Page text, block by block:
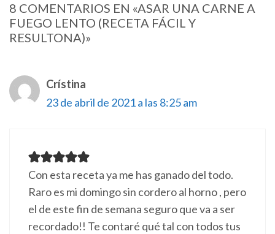
8 COMENTARIOS EN «ASAR UNA CARNE A
FUEGO LENTO (RECETA FÁCIL Y
RESULTONA)»
Crístina
23 de abril de 2021 a las 8:25 am
Con esta receta ya me has ganado del todo.
Raro es mi domingo sin cordero al horno , pero
el de este fin de semana seguro que va a ser
recordado!! Te contaré qué tal con todos tus